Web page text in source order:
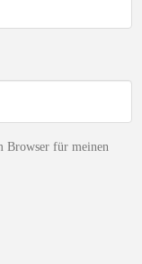
Browser für meinen